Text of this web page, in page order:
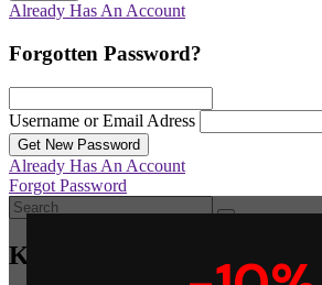
Already Has An Account
Forgotten Password?
Username or Email Adress
Get New Password
Already Has An Account
Forgot Password
Καλάθι